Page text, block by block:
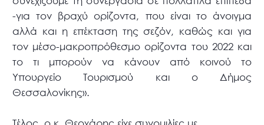
-για τον βραχύ ορίζοντα, που είναι το άνοιγμα
αλλά και η επέκταση της σεζόν, καθώς και για
τον μέσο-μακροπρόθεσμο ορίζοντα του 2022 και
το τι μπορούν να κάνουν από κοινού το
Υπουργείο Τουρισμού και ο Δήμος
Θεσσαλονίκης».